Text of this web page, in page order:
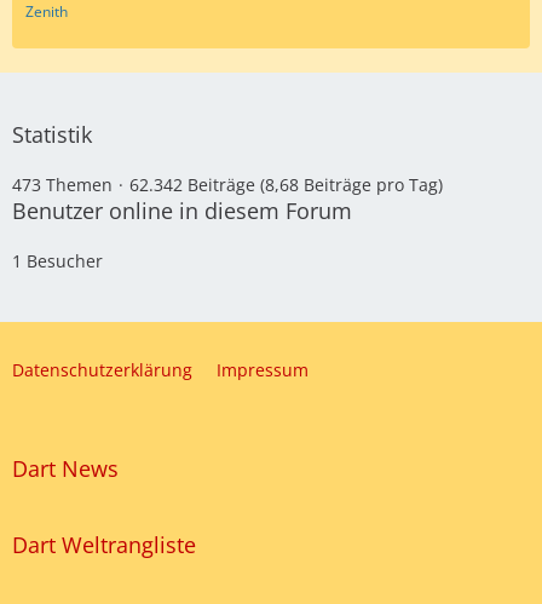
Zenith
Statistik
473 Themen 62.342 Beiträge (8,68 Beiträge pro Tag)
Benutzer online in diesem Forum
1 Besucher
Datenschutzerklärung Impressum
Dart News
Dart Weltrangliste